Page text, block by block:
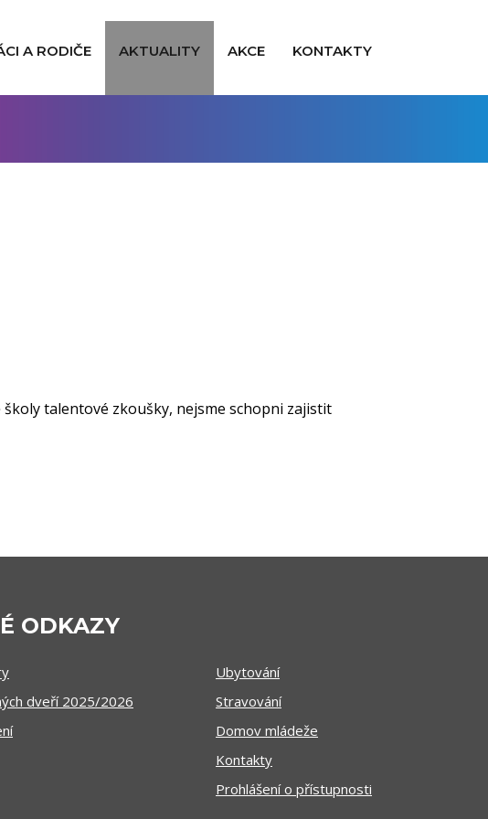
A RODIČE AKTUALITY AKCE KONTAKTY
talentové zkoušky, nejsme schopni zajistit
ODKAZY
dveří 2025/2026
Ubytování
Stravování
Domov mládeže
Kontakty
Prohlášení o přístupnosti